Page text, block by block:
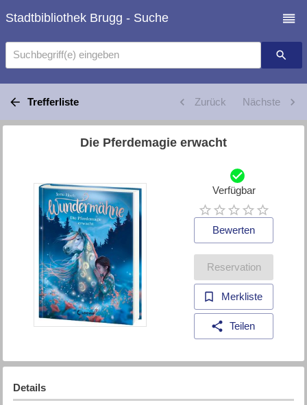
Stadtbibliothek Brugg - Suche
Suchbegriff(e) eingeben
Trefferliste Zurück Nächste
Die Pferdemagie erwacht
Verfügbar
Bewerten
Reservation
Merkliste
Teilen
Details